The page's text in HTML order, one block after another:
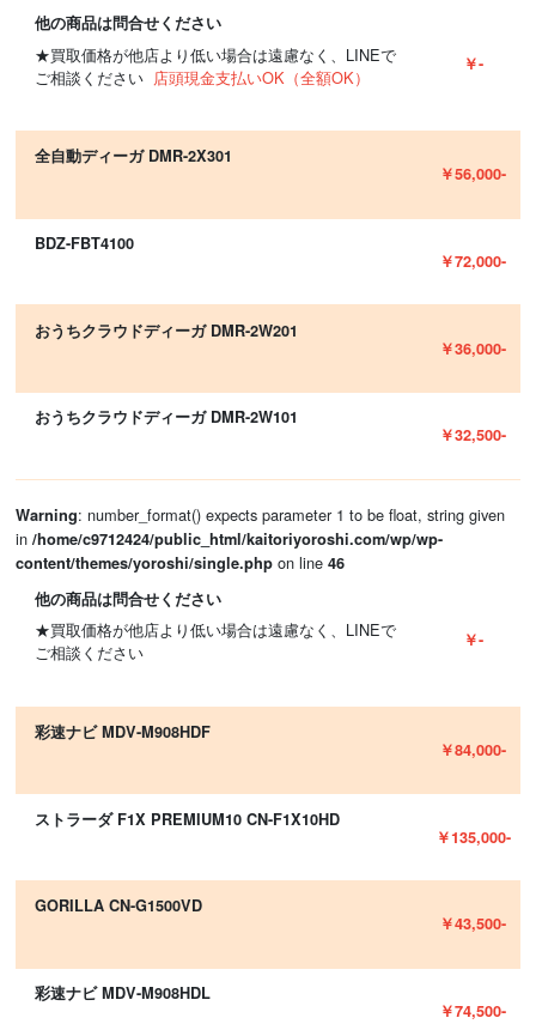
他の商品は問合せください
★買取価格が他店より低い場合は遠慮なく、LINEで
ご相談ください 店頭現金支払いOK（全額OK）
￥-
全自動ディーガ DMR-2X301
￥56,000-
BDZ-FBT4100
￥72,000-
おうちクラウドディーガ DMR-2W201
￥36,000-
おうちクラウドディーガ DMR-2W101
￥32,500-
Warning: number_format() expects parameter 1 to be float, string given
in /home/c9712424/public_html/kaitoriyoroshi.com/wp/wp-
content/themes/yoroshi/single.phpon line 46
他の商品は問合せください
★買取価格が他店より低い場合は遠慮なく、LINEで
ご相談ください
￥-
彩速ナビ MDV-M908HDF
￥84,000-
ストラーダ F1X PREMIUM10 CN-F1X10HD
￥135,000-
GORILLA CN-G1500VD
￥43,500-
彩速ナビ MDV-M908HDL
￥74,500-